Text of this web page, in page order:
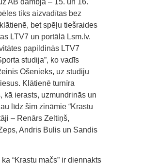
tiks aizvadītas bez
bet spēļu tiešraides
LTV7 un portālā Lsm.lv.
papildinās LTV7
studija”, ko vadīs
Ošenieks, uz studiju
Klātienē turnīra
kā ierasts, uzmundrinās un
līdz šim zināmie “Krastu
– Renārs Zeltiņš,
Andris Bulis un Sandis
“Krastu mačs” ir diennakts